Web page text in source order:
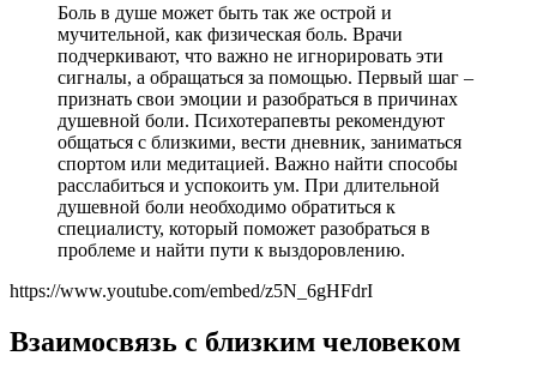
Боль в душе может быть так же острой и
мучительной, как физическая боль. Врачи
подчеркивают, что важно не игнорировать эти
сигналы, а обращаться за помощью. Первый шаг –
признать свои эмоции и разобраться в причинах
душевной боли. Психотерапевты рекомендуют
общаться с близкими, вести дневник, заниматься
спортом или медитацией. Важно найти способы
расслабиться и успокоить ум. При длительной
душевной боли необходимо обратиться к
специалисту, который поможет разобраться в
проблеме и найти пути к выздоровлению.
https://www.youtube.com/embed/z5N_6gHFdrI
Взаимосвязь с близким человеком